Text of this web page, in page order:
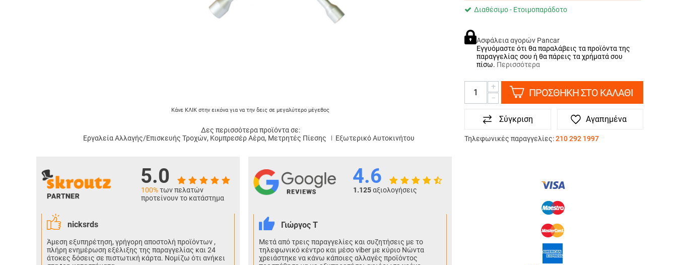
Κάνε ΚΛΙΚ στην εικόνα για να την δεις σε μεγαλύτερο μέγεθος
Διαθέσιμο - Ετοιμοπαράδοτο
Ασφάλεια αγορών Pancar
Εγγυόμαστε ότι θα παραλάβεις τα προϊόντα της
παραγγελίας σου ή θα πάρεις τα χρήματά σου
πίσω. Περισσότερα
+
−
ΠΡΟΣΘΗΚΗ ΣΤΟ ΚΑΛΑΘΙ
Σύγκριση Αγαπημένα
Τηλεφωνικές παραγγελίες:210 292 1997
Δες περισσότερα προϊόντα σε:
Εργαλεία Αλλαγής/Επισκευής Τροχών, Κομπρεσέρ Αέρα, Μετρητές Πίεσης
Εξωτερικό Αυτοκινήτου
5.0
100%των πελατών
προτείνουν το κατάστημα
nicksrds
Άμεση εξυπηρέτηση, γρήγορη αποστολή προϊόντων ,
πλήρη ενημέρωση εξέλιξης της παραγγελίας και 24
άτοκες δόσεις σε πιστωτική κάρτα. Νομίζω ότι ανήκει
4.6
1.125αξιολογήσεις
Γιώργος Τ
Μετά από τρεις παραγγελίες και συζητήσεις με το
τηλεφωνικό κέντρο και μέσο viber με κύριο Νώντα
χρειάστηκε να κάνω κάποιες αλλαγές προϊόντος